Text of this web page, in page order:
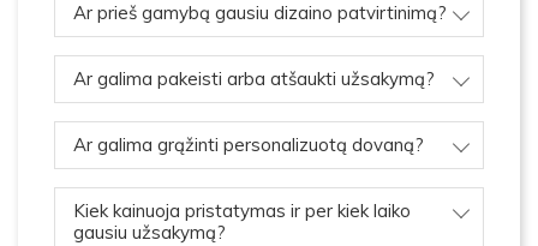
Ar prieš gamybą gausiu dizaino patvirtinimą?
Ar galima pakeisti arba atšaukti užsakymą?
Ar galima grąžinti personalizuotą dovaną?
Kiek kainuoja pristatymas ir per kiek laiko
gausiu užsakymą?